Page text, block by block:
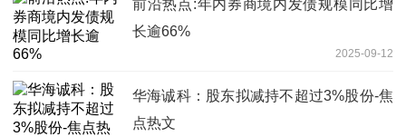
前沿热点:年内券商境内发债规模同比增
长逾66%
2025-09-12
华海诚科：股东拟减持不超过3%股份-焦
点热文